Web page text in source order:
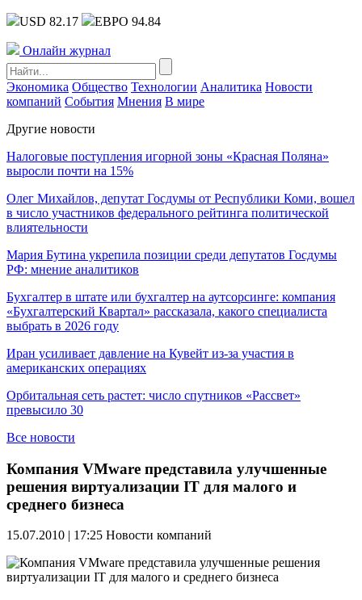
USD 82.17 ЕВРО 94.84
Онлайн журнал
Экономика Общество Технологии Аналитика Новости
компаний События Мнения В мире
Другие новости
Налоговые поступления игорной зоны «Красная Поляна»
выросли почти на 15%
Олег Михайлов, депутат Госдумы от Республики Коми, вошел
в число участников федерального рейтинга политической
влиятельности
Мария Бутина укрепила позиции среди депутатов Госдумы
РФ: мнение аналитиков
Бухгалтер в штате или бухгалтер на аутсорсинге: компания
«Бухгалтерский Квартал» рассказала, какого специалиста
выбрать в 2026 году
Иран усиливает давление на Кувейт из-за участия в
американских операциях
Орбитальная сеть растет: число спутников «Рассвет»
превысило 30
Все новости
Компания VMware представила улучшенные
решения виртуализации IT для малого и
среднего бизнеса
15.07.2010 | 17:25 Новости компаний